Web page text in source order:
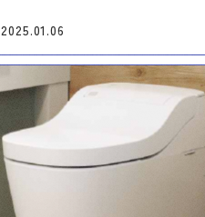
2025.01.06